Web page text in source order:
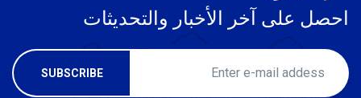
احصل على آخر الأخبار والتحديثات